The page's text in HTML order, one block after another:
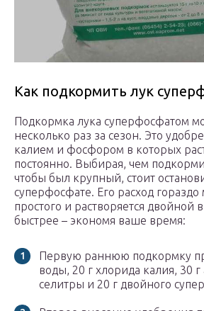
Как подкормить лук
Подкормка лука суперфосфатом
несколько раз за сезон. Это
калием и фосфором в которых
постоянно. Выбирая, чем
чтобы был крупный, стоит
суперфосфате. Его расход
простого и растворяется двойной
быстрее – экономя ваше время:
Первую раннюю подкормку
воды, 20 г хлорида калия, 30
селитры и 20 г двойного